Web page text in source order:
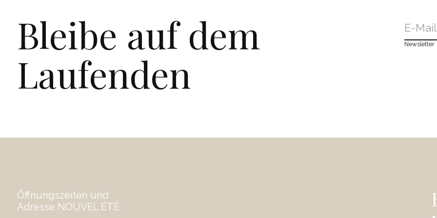
Bleibe auf dem
Laufenden
Newsletter
Öffnungszeiten und
Adresse NOUVEL ÉTÉ